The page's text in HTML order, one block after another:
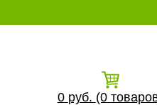
0 руб. (0